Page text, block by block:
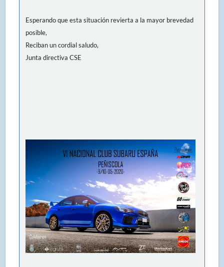
Esperando que esta situación revierta a la mayor brevedad
posible,
Reciban un cordial saludo,
Junta directiva CSE